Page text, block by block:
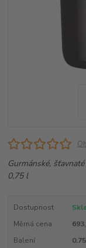
Gurmánské,
0,75 l
Dostupnost
Měrná cena
Balení